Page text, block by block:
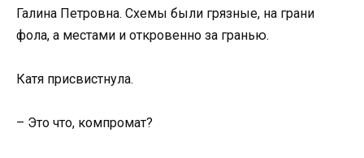
Галина Петровна. Схемы были грязные, на грани
фола, а местами и откровенно за гранью.
Катя присвистнула.
– Это что, компромат?